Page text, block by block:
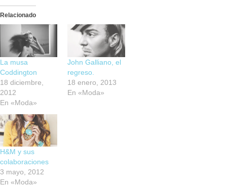
Relacionado
La musa
Coddington
18 diciembre,
2012
En «Moda»
John Galliano, el
regreso.
18 enero, 2013
En «Moda»
H&M y sus
colaboraciones
3 mayo, 2012
En «Moda»